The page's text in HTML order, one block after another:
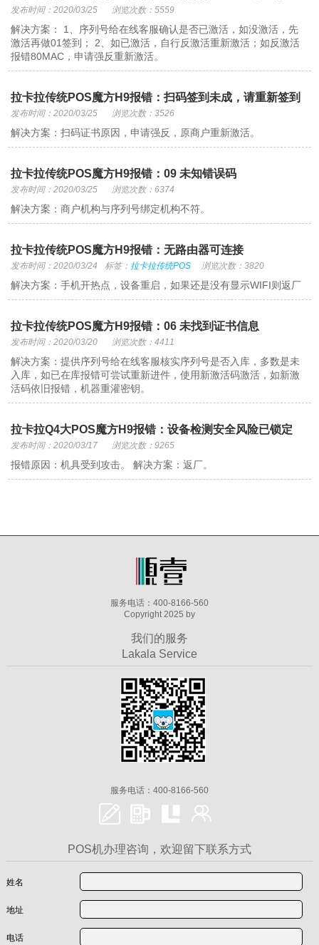
发布时间：2020/03/25 浏览次数：5559
解决方案： 1、序列号给在线客服确认是否已激活，如没激活，先
激活再做01签到； 2、如已激活，自行反激活重新激活；如反激活
报错80MAC，申请强反重新激活。
拉卡拉传统POS魔方H9报错：扫码签到未成，请重新签到
发布时间：2020/03/25 浏览次数：3526
解决方案：扫码证书原因，申请强反，原商户重新激活。
拉卡拉传统POS魔方H9报错：09 未知错误码
发布时间：2020/03/25 浏览次数：6374
解决方案：商户机构与序列号绑定机构不符。
拉卡拉传统POS魔方H9报错：无路由器可连接
发布时间：2020/03/24 标签： 拉卡拉传统POS 浏览次数：3820
解决方案：手机开热点，设备重启，如果还是没有显示WIFI则返厂
拉卡拉传统POS魔方H9报错：06 未找到证书信息
发布时间：2020/03/20 浏览次数：4411
解决方案：提供序列号给在线客服核实序列号是否入库，多数是未
入库，如已在库报错可尝试重新进件，使用新激活码激活，如新激
活码依旧报错，机器重灌密钥。
拉卡拉Q4大POS魔方H9报错：设备检测安全风险已锁定
发布时间：2020/03/17 浏览次数：9265
报错原因：机具受到攻击。 解决方案：返厂。
服务电话：400-8166-560
Copyright 2025 by
我们的服务
Lakala Service
服务电话：400-8166-560
POS机办理咨询，欢迎留下联系方式
姓名
地址
电话